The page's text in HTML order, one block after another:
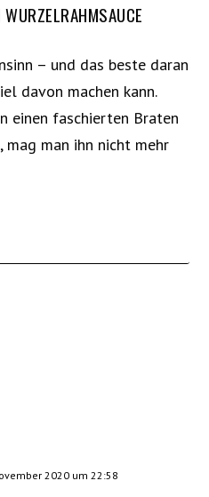
– und das beste daran
davon machen kann.
einen faschierten Braten
mag man ihn nicht mehr
2020 um 22:58